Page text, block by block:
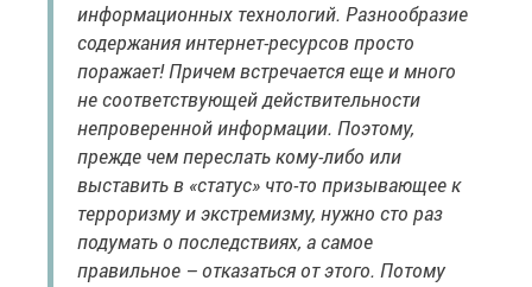
информационных технологий. Разнообразие
содержания интернет-ресурсов просто
поражает! Причем встречается еще и много
не соответствующей действительности
непроверенной информации. Поэтому,
прежде чем переслать кому-либо или
выставить в «статус» что-то призывающее к
терроризму и экстремизму, нужно сто раз
подумать о последствиях, а самое
правильное – отказаться от этого. Потому